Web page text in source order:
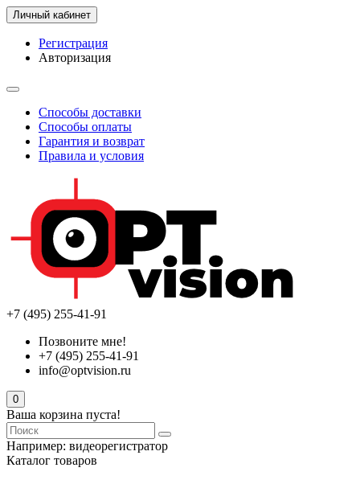
Личный кабинет
Регистрация
Авторизация
Способы доставки
Способы оплаты
Гарантия и возврат
Правила и условия
+7 (495) 255-41-91
Позвоните мне!
+7 (495) 255-41-91
info@optvision.ru
0
Ваша корзина пуста!
Например: видеорегистратор
Каталог товаров